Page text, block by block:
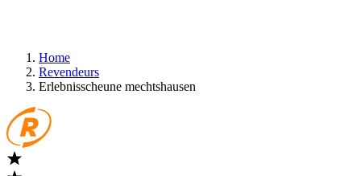
Home
Revendeurs
Erlebnisscheune mechtshausen